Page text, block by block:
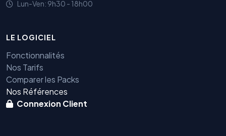
Lun-Ven: 9h30 - 18h00
LE LOGICIEL
Fonctionnalités
Nos Tarifs
Comparer les Packs
Nos Références
Connexion Client